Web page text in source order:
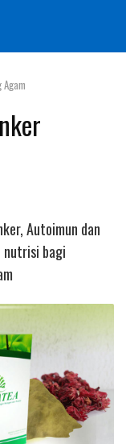
Autoimun dan
nutrisi bagi